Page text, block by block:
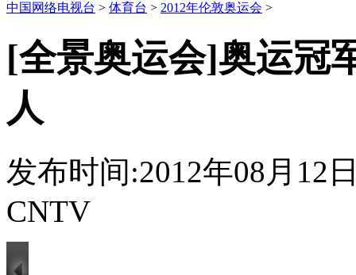
中国网络电视台 > 体育台 > 2012年伦敦奥运会 >
[全景奥运会]奥运冠
人
发布时间:2012年08月12
CNTV